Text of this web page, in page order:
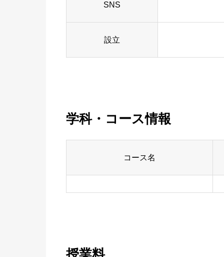
SNS
設立
学科・コース情報
コース名
授業料